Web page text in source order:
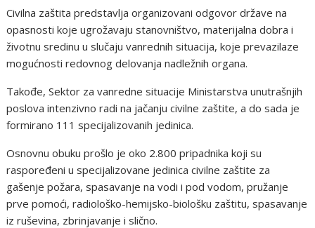
Civilna zaštita predstavlja organizovani odgovor države na
opasnosti koje ugrožavaju stanovništvo, materijalna dobra i
životnu sredinu u slučaju vanrednih situacija, koje prevazilaze
mogućnosti redovnog delovanja nadležnih organa.
Takođe, Sektor za vanredne situacije Ministarstva unutrašnjih
poslova intenzivno radi na jačanju civilne zaštite, a do sada je
formirano 111 specijalizovanih jedinica.
Osnovnu obuku prošlo je oko 2.800 pripadnika koji su
raspoređeni u specijalizovane jedinica civilne zaštite za
gašenje požara, spasavanje na vodi i pod vodom, pružanje
prve pomoći, radiološko-hemijsko-biološku zaštitu, spasavanje
iz ruševina, zbrinjavanje i slično.